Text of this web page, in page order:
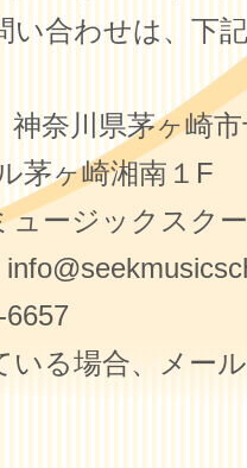
い合わせは、下
奈川県茅ヶ崎市
茅ヶ崎湘南１F
ュージックスク
る場合、メー